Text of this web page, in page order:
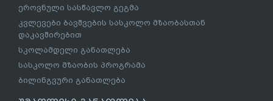
ეროვნული სასწავლო გეგმა
კვლევები ბავშვების სასკოლო მზაობასთან
დაკავშირებით
სკოლამდელი განათლება
სასკოლო მზაობის პროგრამა
ბილინგვური განათლება